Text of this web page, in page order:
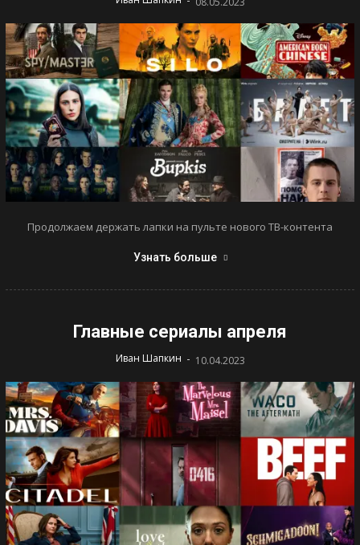
Продолжаем держать лапки на пульте нового ТВ-контента
Узнать больше
Главные сериалы апреля
Иван Шапкин - 10.04.2023